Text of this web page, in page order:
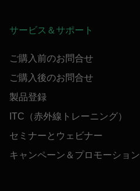
サービス＆サポート
ご購入前のお問合せ
ご購入後のお問合せ
製品登録
ITC（赤外線トレーニング）
セミナーとウェビナー
キャンペーン＆プロモーション